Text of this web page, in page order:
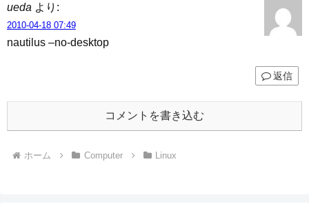
ueda より:
2010-04-18 07:49
nautilus –no-desktop
返信
コメントを書き込む
ホーム Computer Linux